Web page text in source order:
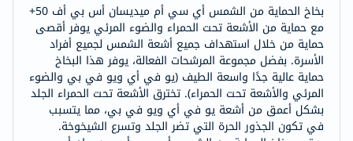
بخاخ الحماية من الشمس أي سي أم ميديسان أس بي أف 50+
مع حماية من الأشعة تحت الحمراء والضوء المرئي يوفر أقصى
حماية من خلال استهداف جميع أشعة الشمس لجميع أفراد
الأسرة. بفضل مجموعة المرشحات الفعالة، يوفر هذا البخاخ
حماية عالية جدًا واسعة الطيف (يو في أي ويو في بي والضوء
المرئي والأشعة تحت الحمراء). تخترق الأشعة تحت الحمراء الجلد
بشكل أعمق من أشعة يو في أي ويو في بي، مما يتسبب
في تكون الجذور الحرة التي تضر الجلد وتسرع الشيخوخة.